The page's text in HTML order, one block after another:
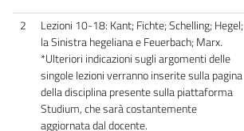
2
Lezioni 10-18: Kant; Fichte; Schelling; Hegel;
la Sinistra hegeliana e Feuerbach; Marx.
*Ulteriori indicazioni sugli argomenti delle
singole lezioni verranno inserite sulla pagina
della disciplina presente sulla piattaforma
Studium, che sarà costantemente
aggiornata dal docente.